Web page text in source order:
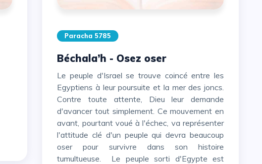
Paracha 5785
Béchala’h - Osez oser
Le peuple d'Israel se trouve coincé entre les
Egyptiens à leur poursuite et la mer des joncs.
Contre toute attente, Dieu leur demande
d'avancer tout simplement. Ce mouvement en
avant, pourtant voué à l'échec, va représenter
l'attitude clé d'un peuple qui devra beaucoup
oser pour survivre dans son histoire
tumultueuse. Le peuple sorti d'Egypte est